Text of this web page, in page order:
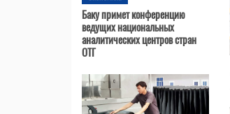
Баку примет конференцию
ведущих национальных
аналитических центров стран
ОТГ